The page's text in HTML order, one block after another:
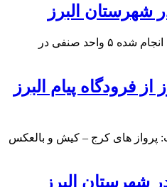
محمد نصیری گفت: در ۴۵ بازدید انجام شده ۵ واحد صنفی در
فرودگاه پیام البرز
پرواز های کرج – کیش و بالعکس
شهرستان البرز